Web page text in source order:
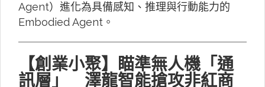
Agent）進化為具備感知、推理與行動能力的
Embodied Agent。
【創業小聚】瞄準無人機「通
訊層」 澤龍智能搶攻非紅商